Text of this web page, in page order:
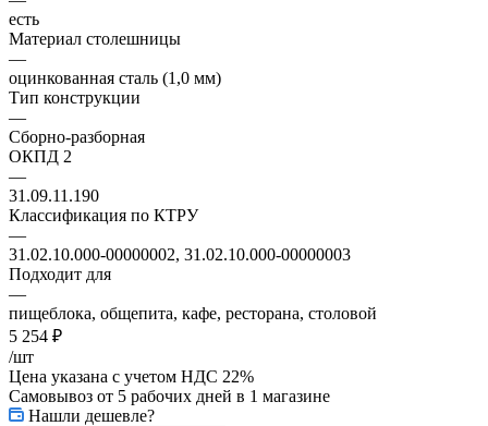
есть
Материал столешницы
—
оцинкованная сталь (1,0 мм)
Тип конструкции
—
Сборно-разборная
ОКПД 2
—
31.09.11.190
Классификация по КТРУ
—
31.02.10.000-00000002, 31.02.10.000-00000003
Подходит для
—
пищеблока, общепита, кафе, ресторана, столовой
5 254 ₽
/шт
Цена указана с учетом НДС 22%
Самовывоз от 5 рабочих дней в 1 магазине
Нашли дешевле?